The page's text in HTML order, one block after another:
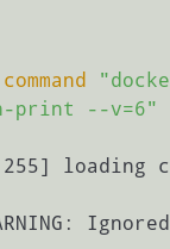
command
print --v=6"
Ignored